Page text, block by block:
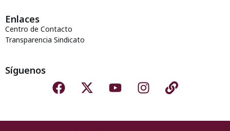
Enlaces
Centro de Contacto
Transparencia Sindicato
Síguenos